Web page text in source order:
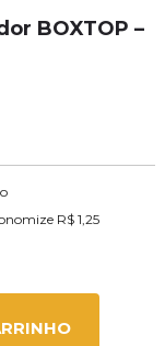
BOXTOP –
R$ 1,25